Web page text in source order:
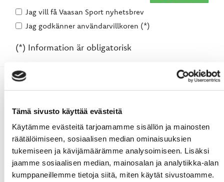
Tämä sivusto käyttää evästeitä
Käytämme evästeitä tarjoamamme sisällön ja mainosten
räätälöimiseen, sosiaalisen median ominaisuuksien
tukemiseen ja kävijämäärämme analysoimiseen. Lisäksi
jaamme sosiaalisen median, mainosalan ja analytiikka-alan
kumppaneillemme tietoja siitä, miten käytät sivustoamme.
Jag vill få Vaasan Sport nyhetsbrev
Jag godkänner användarvillkoren (*)
(*) Information är obligatorisk